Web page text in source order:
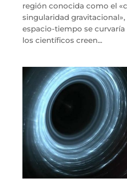
región conocida como el
singularidad
espacio-tiempo se
los científicos creen...